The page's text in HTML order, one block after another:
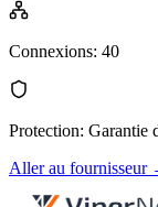
Connexions: 40
Protection: Garantie
Aller au fournisseur